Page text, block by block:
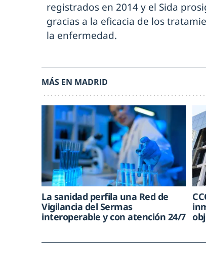
registrados en 2014 y el Sida
gracias a la eficacia de los
la enfermedad.
MÁS EN MADRID
La sanidad perfila una Red de
Vigilancia del Sermas
interoperable y con atención 24/7